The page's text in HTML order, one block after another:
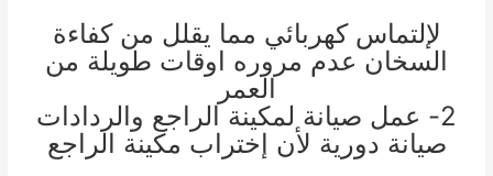
لإلتماس كهربائي مما يقلل من كفاءة
السخان عدم مروره اوقات طويلة من
العمر
2- عمل صيانة لمكينة الراجع والردادات
صيانة دورية لأن إختراب مكينة الراجع